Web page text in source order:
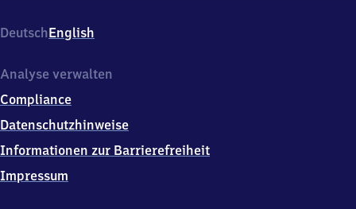
Chaussee,
1
7
8
Zeuthen
DeutschEnglish
Analyse verwalten
Compliance
Datenschutzhinweise
Informationen zur Barrierefreiheit
Impressum